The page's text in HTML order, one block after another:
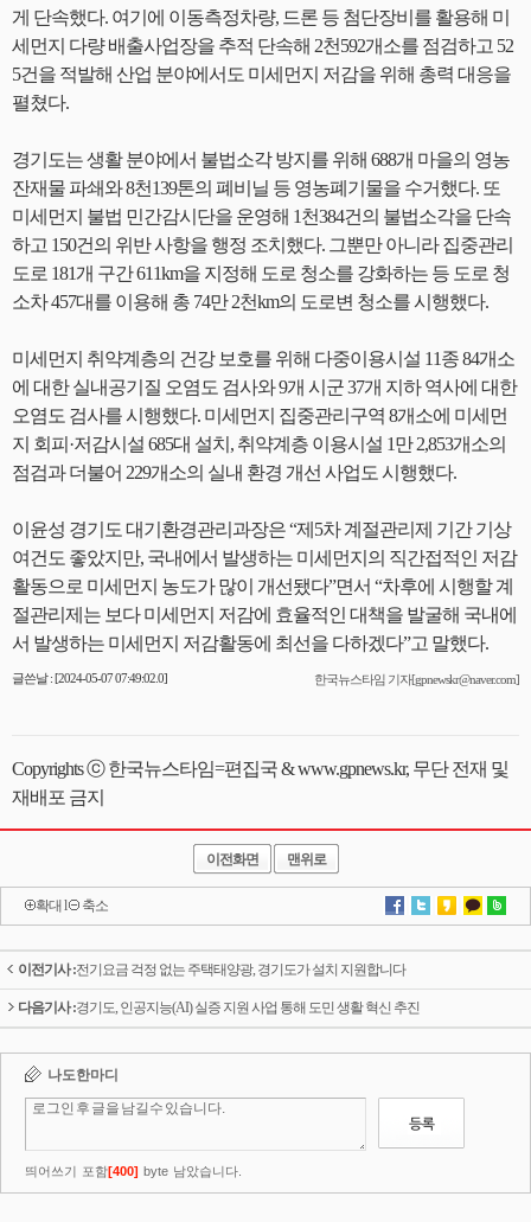
게 단속했다. 여기에 이동측정차량, 드론 등 첨단장비를 활용해 미
세먼지 다량 배출사업장을 추적 단속해 2천592개소를 점검하고 52
5건을 적발해 산업 분야에서도 미세먼지 저감을 위해 총력 대응을
펼쳤다.
경기도는 생활 분야에서 불법소각 방지를 위해 688개 마을의 영농
잔재물 파쇄와 8천139톤의 폐비닐 등 영농폐기물을 수거했다. 또
미세먼지 불법 민간감시단을 운영해 1천384건의 불법소각을 단속
하고 150건의 위반 사항을 행정 조치했다. 그뿐만 아니라 집중관리
도로 181개 구간 611km을 지정해 도로 청소를 강화하는 등 도로 청
소차 457대를 이용해 총 74만 2천km의 도로변 청소를 시행했다.
미세먼지 취약계층의 건강 보호를 위해 다중이용시설 11종 84개소
에 대한 실내공기질 오염도 검사와 9개 시군 37개 지하 역사에 대한
오염도 검사를 시행했다. 미세먼지 집중관리구역 8개소에 미세먼
지 회피·저감시설 685대 설치, 취약계층 이용시설 1만 2,853개소의
점검과 더불어 229개소의 실내 환경 개선 사업도 시행했다.
이윤성 경기도 대기환경관리과장은 “제5차 계절관리제 기간 기상
여건도 좋았지만, 국내에서 발생하는 미세먼지의 직간접적인 저감
활동으로 미세먼지 농도가 많이 개선됐다”면서 “차후에 시행할 계
절관리제는 보다 미세먼지 저감에 효율적인 대책을 발굴해 국내에
서 발생하는 미세먼지 저감활동에 최선을 다하겠다”고 말했다.
글쓴날 : [2024-05-07 07:49:02.0] 한국뉴스타임 기자[gpnewskr@naver.com]
Copyrights ⓒ 한국뉴스타임=편집국 & www.gpnews.kr, 무단 전재 및
재배포 금지
이전화면 맨위로
확대l 축소
이전기사 :전기요금 걱정 없는 주택태양광, 경기도가 설치 지원합니다
다음기사 :경기도, 인공지능(AI) 실증 지원 사업 통해 도민 생활 혁신 추진